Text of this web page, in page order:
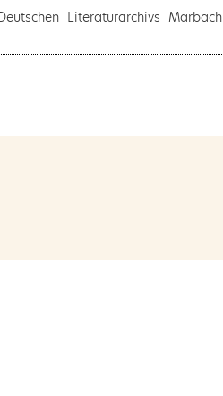
Literaturarchivs Marbach